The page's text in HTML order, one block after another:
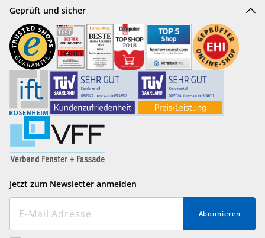
Geprüft und sicher
Jetzt zum Newsletter anmelden
Abonnieren